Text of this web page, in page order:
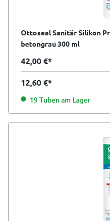
Ottoseal Sanitär Silikon
betongrau 300 ml
42,00 €*
12,60 €*
19 Tuben am Lager